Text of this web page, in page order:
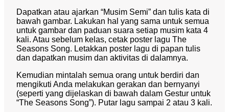
Dapatkan atau ajarkan “Musim Semi” dan tulis kata di
bawah gambar. Lakukan hal yang sama untuk semua
untuk gambar dan paduan suara setiap musim kata 4
kali. Atau sebelum kelas, cetak poster lagu The
Seasons Song. Letakkan poster lagu di papan tulis
dan dapatkan musim dan aktivitas di dalamnya.
Kemudian mintalah semua orang untuk berdiri dan
mengikuti Anda melakukan gerakan dan bernyanyi
(seperti yang dijelaskan di bawah dalam Gestur untuk
“The Seasons Song”). Putar lagu sampai 2 atau 3 kali.